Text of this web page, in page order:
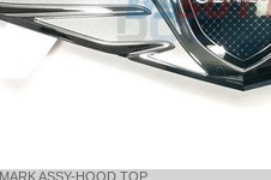
ASSY-HOOD TOP